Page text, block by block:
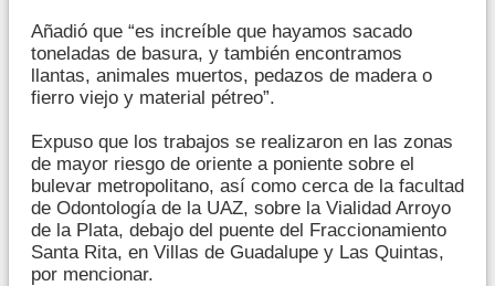
Añadió que “es increíble que hayamos sacado
toneladas de basura, y también encontramos
llantas, animales muertos, pedazos de madera o
fierro viejo y material pétreo”.
Expuso que los trabajos se realizaron en las zonas
de mayor riesgo de oriente a poniente sobre el
bulevar metropolitano, así como cerca de la facultad
de Odontología de la UAZ, sobre la Vialidad Arroyo
de la Plata, debajo del puente del Fraccionamiento
Santa Rita, en Villas de Guadalupe y Las Quintas,
por mencionar.